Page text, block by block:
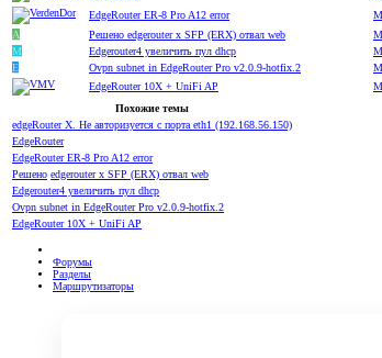
EdgeRouter ER-8 Pro A12 error
A
Решено edgerouter x SFP (ERX) отвал web
M
Edgerouter4 увеличить пул dhcp
E
Ovpn subnet in EdgeRouter Pro v2.0.9-hotfix.2
EdgeRouter 10X + UniFi AP
Похожие темы
edgeRouter X. Не авторизуется с порта eth1 (192.168.56.150)
EdgeRouter
EdgeRouter ER-8 Pro A12 error
Решено edgerouter x SFP (ERX) отвал web
Edgerouter4 увеличить пул dhcp
Ovpn subnet in EdgeRouter Pro v2.0.9-hotfix.2
EdgeRouter 10X + UniFi AP
Форумы
Разделы
Маршрутизаторы